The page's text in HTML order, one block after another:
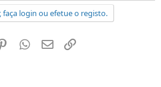
faça login ou efetue o registo.
PinterestWhatsapp
Email